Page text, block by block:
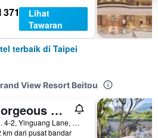
371
Lihat
Tawaran
terbaik di Taipei
View Resort Beitou
Gorgeous Hot Spring Resort
No. 4-2, Yinguang Lane, Wenquan Road, Taipei, Taiwan
km dari pusat bandar